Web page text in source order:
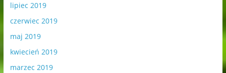
lipiec 2019
czerwiec 2019
maj 2019
kwiecień 2019
marzec 2019